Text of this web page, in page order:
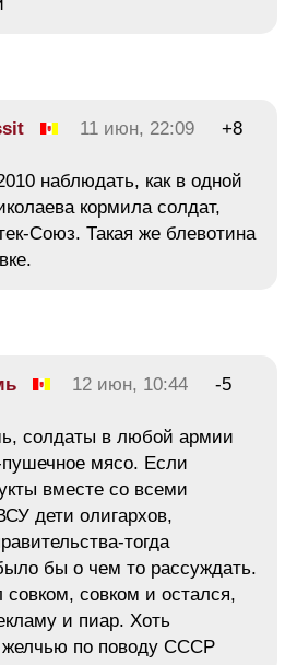
11 июн, 22:09 +8
наблюдать, как в одной
кормила солдат,
Союз. Такая же блевотина
12 июн, 10:44 -5
солдаты в любой армии
пушечное мясо. Если
вместе со всеми
дети олигархов,
тогда
бы о чем то рассуждать.
совком и остался,
и пиар. Хоть
по поводу СССР